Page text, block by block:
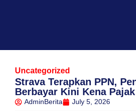
Uncategorized
Strava Terapkan PPN,
Berbayar Kini Kena
AdminBerita July 5, 2026